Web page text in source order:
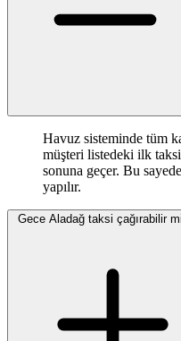
Havuz sisteminde tüm
müşteri listedeki ilk
sonuna geçer. Bu
yapılır.
Gece Aladağ taksi çağırabilir